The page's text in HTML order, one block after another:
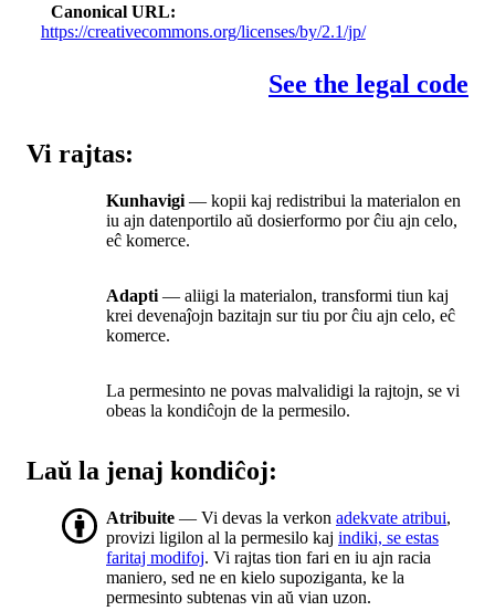
Canonical URL
https://creativecommons.org/licenses/by/2.1/jp/
See the legal code
Vi rajtas:
Kunhavigi — kopii kaj redistribui la materialon en
iu ajn datenportilo aŭ dosierformo por ĉiu ajn celo,
eĉ komerce.
Adapti — aliigi la materialon, transformi tiun kaj
krei devenaĵojn bazitajn sur tiu por ĉiu ajn celo, eĉ
komerce.
La permesinto ne povas malvalidigi la rajtojn, se vi
obeas la kondiĉojn de la permesilo.
Laŭ la jenaj kondiĉoj:
Atribuite — Vi devas la verkon adekvate atribui,
provizi ligilon al la permesilo kaj indiki, se estas
faritaj modifoj. Vi rajtas tion fari en iu ajn racia
maniero, sed ne en kielo supoziganta, ke la
permesinto subtenas vin aŭ vian uzon.